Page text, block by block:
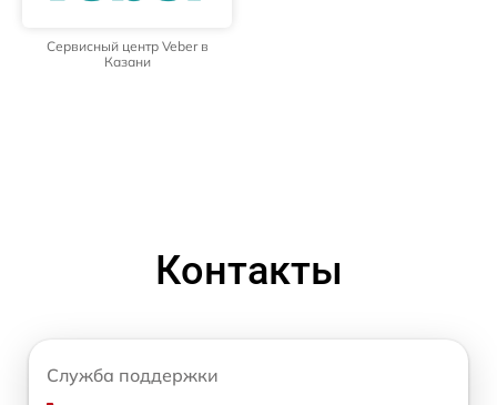
Сервисный центр Veber в
Казани
Контакты
Служба поддержки